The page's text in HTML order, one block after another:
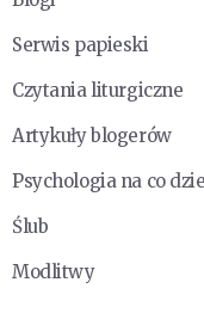
Serwis papieski
Czytania liturgiczne
Artykuły blogerów
Psychologia na co
Ślub
Modlitwy